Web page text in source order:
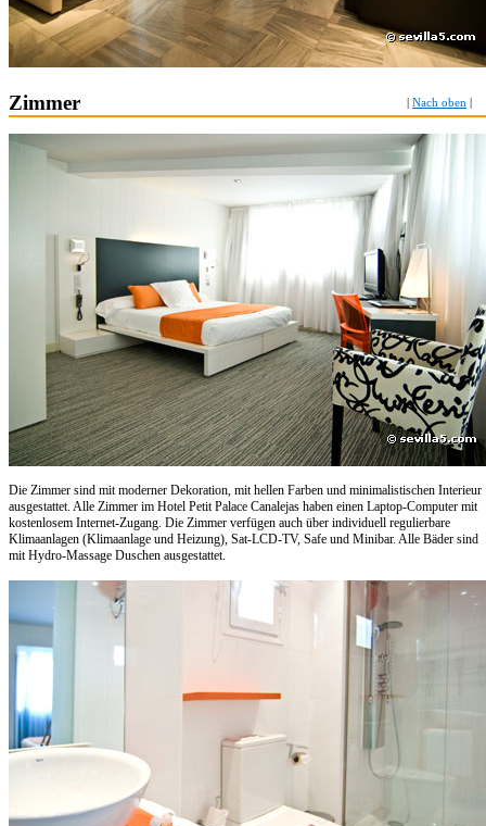
Zimmer Nach oben
Die Zimmer sind mit moderner Dekoration, mit hellen Farben und minimalistischen Interieur
ausgestattet. Alle Zimmer im Hotel Petit Palace Canalejas haben einen Laptop-Computer mit
kostenlosem Internet-Zugang. Die Zimmer verfügen auch über individuell regulierbare
Klimaanlagen (Klimaanlage und Heizung), Sat-LCD-TV, Safe und Minibar. Alle Bäder sind
mit Hydro-Massage Duschen ausgestattet.